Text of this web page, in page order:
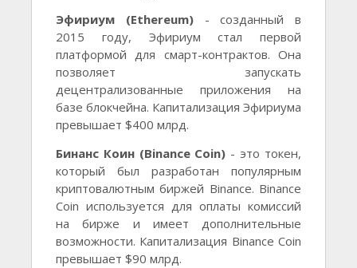
Эфириум (Ethereum)- созданный в
2015 году, Эфириум стал первой
платформой для смарт-контрактов. Она
позволяет запускать
децентрализованные приложения на
базе блокчейна. Капитализация Эфириума
превышает $400 млрд.
Бинанс Коин (Binance Coin) - это токен,
который был разработан популярным
криптовалютным биржей Binance. Binance
Coin используется для оплаты комиссий
на бирже и имеет дополнительные
возможности. Капитализация Binance Coin
превышает $90 млрд.